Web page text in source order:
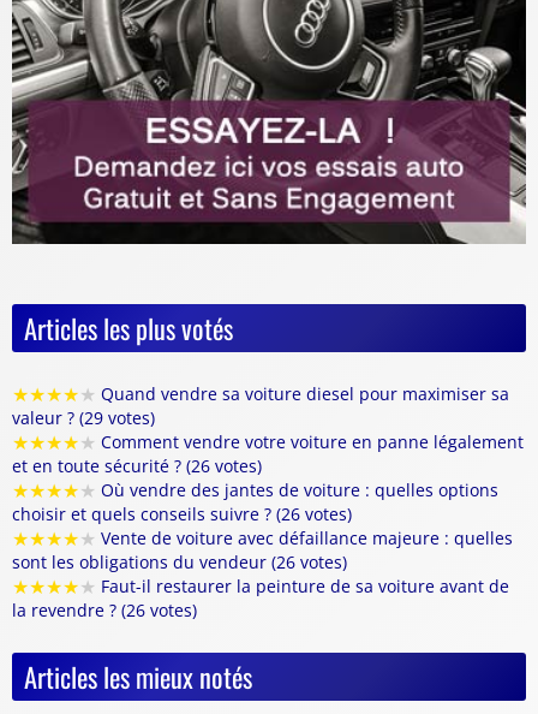
Articles les plus votés
★★★★★ Quand vendre sa voiture diesel pour maximiser sa
valeur ? (29 votes)
★★★★★ Comment vendre votre voiture en panne légalement
et en toute sécurité ? (26 votes)
★★★★★ Où vendre des jantes de voiture : quelles options
choisir et quels conseils suivre ? (26 votes)
★★★★★ Vente de voiture avec défaillance majeure : quelles
sont les obligations du vendeur (26 votes)
★★★★★ Faut-il restaurer la peinture de sa voiture avant de
la revendre ? (26 votes)
Articles les mieux notés